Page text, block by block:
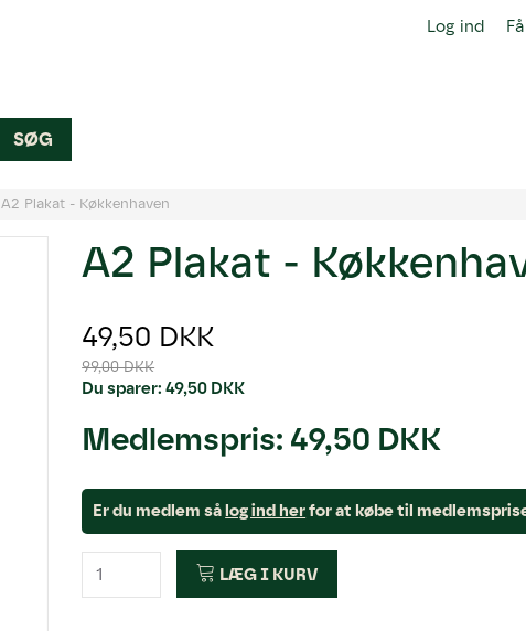
Log ind
SØG
A2 Plakat - Køkkenhaven
A2 Plakat -
49,50 DKK
99,00 DKK
Du sparer:49,50 DKK
Medlemspris: 49,50 DKK
Er du medlem sålog ind herfor at købe til
LÆG I KURV